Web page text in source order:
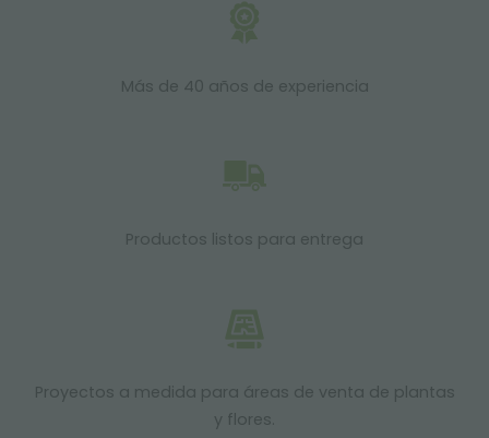
Más de 40 años de experiencia
Productos listos para entrega
Proyectos a medida para áreas de venta de plantas
y flores.